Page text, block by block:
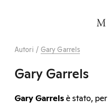
Autori / Gary Garrels
Gary Garrels
Gary Garrels è stato,